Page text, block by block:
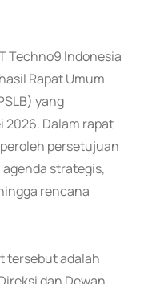
Techno9 Indonesia
Rapat Umum
yang
2026. Dalam rapat
persetujuan
strategis,
rencana
tersebut adalah